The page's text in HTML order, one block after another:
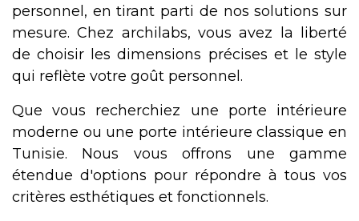
personnel, en tirant parti de nos solutions sur
mesure. Chez archilabs, vous avez la liberté
de choisir les dimensions précises et le style
qui reflète votre goût personnel.
Que vous recherchiez une porte intérieure
moderne ou une porte intérieure classique en
Tunisie. Nous vous offrons une gamme
étendue d'options pour répondre à tous vos
critères esthétiques et fonctionnels.